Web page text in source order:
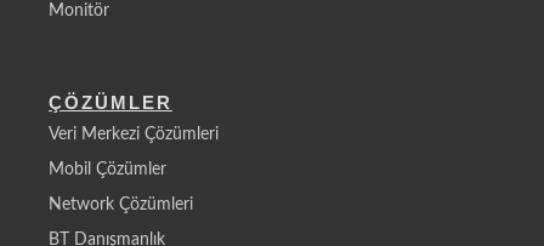
Monitör
ÇÖZÜMLER
Veri Merkezi Çözümleri
Mobil Çözümler
Network Çözümleri
BT Danışmanlık